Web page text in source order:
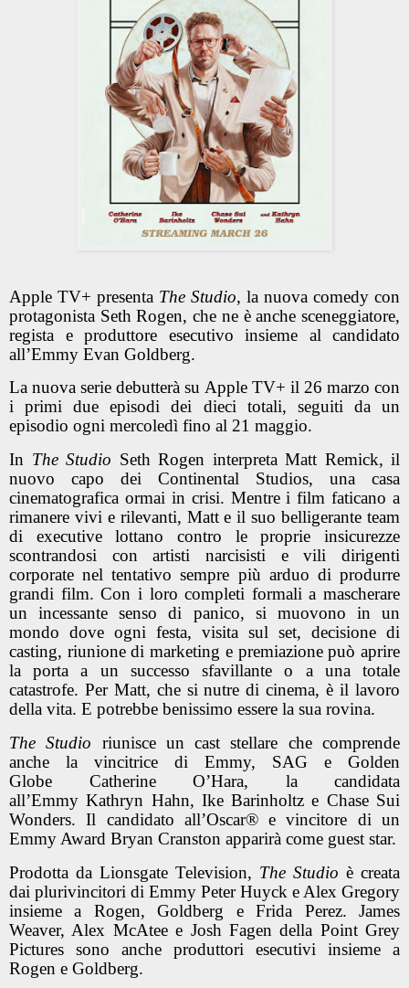
Apple TV+ presenta The Studio, la nuova comedy con
protagonista Seth Rogen, che ne è anche sceneggiatore,
regista e produttore esecutivo insieme al candidato
all’Emmy Evan Goldberg.
La nuova serie debutterà su Apple TV+ il 26 marzo con
i primi due episodi dei dieci totali, seguiti da un
episodio ogni mercoledì fino al 21 maggio.
In The Studio Seth Rogen interpreta Matt Remick, il
nuovo capo dei Continental Studios, una casa
cinematografica ormai in crisi. Mentre i film faticano a
rimanere vivi e rilevanti, Matt e il suo belligerante team
di executive lottano contro le proprie insicurezze
scontrandosi con artisti narcisisti e vili dirigenti
corporate nel tentativo sempre più arduo di produrre
grandi film. Con i loro completi formali a mascherare
un incessante senso di panico, si muovono in un
mondo dove ogni festa, visita sul set, decisione di
casting, riunione di marketing e premiazione può aprire
la porta a un successo sfavillante o a una totale
catastrofe. Per Matt, che si nutre di cinema, è il lavoro
della vita. E potrebbe benissimo essere la sua rovina.
The Studio riunisce un cast stellare che comprende
anche la vincitrice di Emmy, SAG e Golden
Globe Catherine O’Hara, la candidata
all’Emmy Kathryn Hahn, Ike Barinholtz e Chase Sui
Wonders. Il candidato all’Oscar® e vincitore di un
Emmy Award Bryan Cranston apparirà come guest star.
Prodotta da Lionsgate Television, The Studio è creata
dai plurivincitori di Emmy Peter Huyck e Alex Gregory
insieme a Rogen, Goldberg e Frida Perez. James
Weaver, Alex McAtee e Josh Fagen della Point Grey
Pictures sono anche produttori esecutivi insieme a
Rogen e Goldberg.